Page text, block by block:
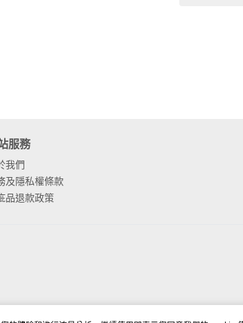
服務
我們
及隱私權條款
品退款政策